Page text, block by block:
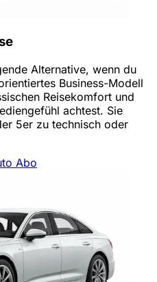
Alternative, wenn du
Business-Modell
Reisekomfort und
achtest. Sie
5er zu technisch oder
Abo